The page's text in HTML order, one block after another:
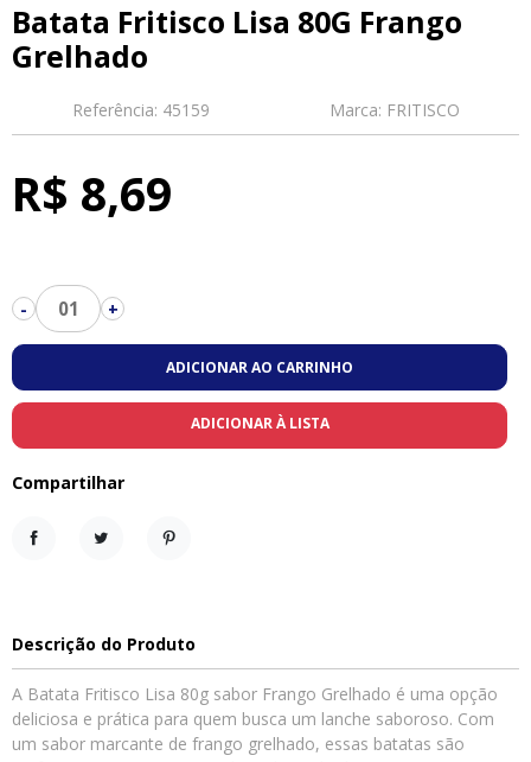
Batata Fritisco Lisa 80G Frango
Grelhado
Referência: 45159 Marca: FRITISCO
R$ 8,69
- 01 +
ADICIONAR AO CARRINHO
ADICIONAR À LISTA
Compartilhar
Descrição do Produto
A Batata Fritisco Lisa 80g sabor Frango Grelhado é uma opção
deliciosa e prática para quem busca um lanche saboroso. Com
um sabor marcante de frango grelhado, essas batatas são